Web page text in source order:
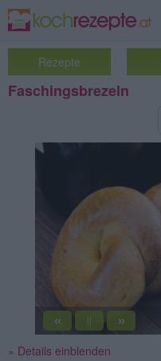
Rezepte
Faschingsbrezeln
« || »
» Details einblenden